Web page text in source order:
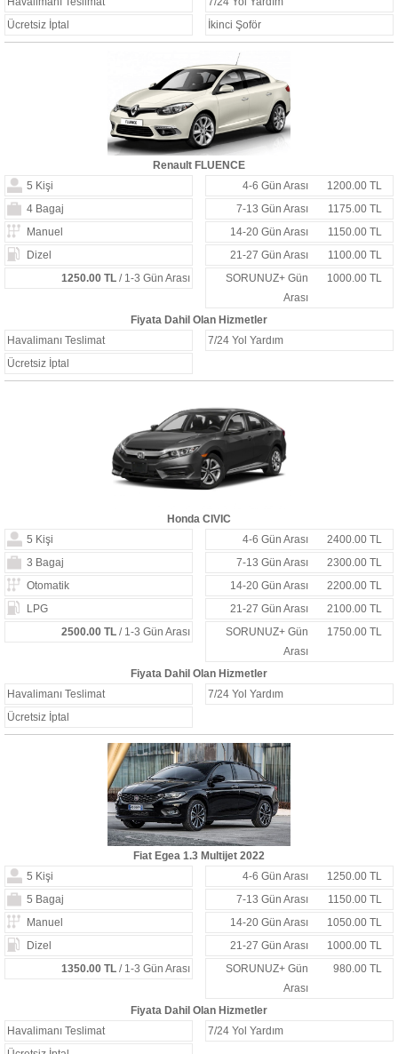
Ücretsiz İptal
İkinci Şoför
Renault FLUENCE
5 Kişi
4-6 Gün Arası
1200.00 TL
4 Bagaj
7-13 Gün Arası
1175.00 TL
Manuel
14-20 Gün Arası
1150.00 TL
Dizel
21-27 Gün Arası
1100.00 TL
1250.00 TL/ 1-3 Gün Arası
SORUNUZ+ Gün
Arası
1000.00 TL
Fiyata Dahil Olan Hizmetler
Havalimanı Teslimat
7/24 Yol Yardım
Ücretsiz İptal
Honda CIVIC
5 Kişi
4-6 Gün Arası
2400.00 TL
3 Bagaj
7-13 Gün Arası
2300.00 TL
Otomatik
14-20 Gün Arası
2200.00 TL
LPG
21-27 Gün Arası
2100.00 TL
2500.00 TL/ 1-3 Gün Arası
SORUNUZ+ Gün
Arası
1750.00 TL
Fiyata Dahil Olan Hizmetler
Havalimanı Teslimat
7/24 Yol Yardım
Ücretsiz İptal
Fiat Egea 1.3 Multijet 2022
5 Kişi
4-6 Gün Arası
1250.00 TL
5 Bagaj
7-13 Gün Arası
1150.00 TL
Manuel
14-20 Gün Arası
1050.00 TL
Dizel
21-27 Gün Arası
1000.00 TL
1350.00 TL/ 1-3 Gün Arası
SORUNUZ+ Gün
Arası
980.00 TL
Fiyata Dahil Olan Hizmetler
Havalimanı Teslimat
7/24 Yol Yardım